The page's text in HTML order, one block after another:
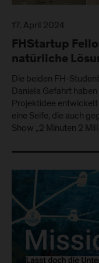
17. April 2024
FHStartup
natürliche
Die beiden FH-
Daniela Gefahrt
Projektidee
eine Seife, die auch
Show „2 Minuten 2